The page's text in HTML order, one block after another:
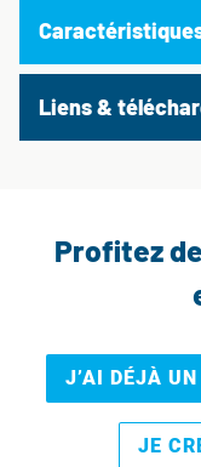
Liens &
Profitez
J’AI DÉJÀ
JE